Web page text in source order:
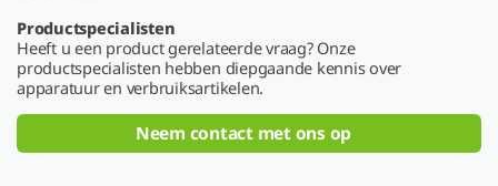
Productspecialisten
Heeft u een product gerelateerde vraag? Onze
productspecialisten hebben diepgaande kennis over
apparatuur en verbruiksartikelen.
Neem contact met ons op